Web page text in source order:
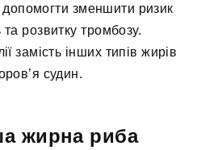
зменшити ризик
розвитку тромбозу.
замість інших типів жирів
судин.
жирна риба